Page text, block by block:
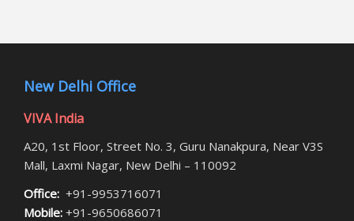
New Delhi Office
VIVA India
A20, 1st Floor, Street No. 3, Guru Nanakpura, Near V3S
Mall, Laxmi Nagar, New Delhi – 110092
Office: +91-9953716071
Mobile: +91-9650686071